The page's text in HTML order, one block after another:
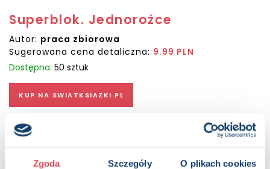
Zgoda Szczegóły O plikach cookies
Superblok. Jednorożce
Autor: praca zbiorowa
Sugerowana cena detaliczna: 9.99 PLN
Dostępna: 50 sztuk
KUP NA SWIATKSIAZKI.PL
KUP NA KSIAZKI.PL